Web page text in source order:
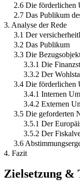
2.6 Die förderlichen
2.7 Das Publikum
3. Analyse der Rede
3.1 Der
3.2 Das Publikum
3.3 Die
3.3.1 Die
3.3.2 Der
3.4 Die förderlichen
3.4.1 Internen
3.4.2 Externen
3.5 Die geforderten
3.5.1 Der
3.5.2 Der
3.6
4. Fazit
Zielsetzung &